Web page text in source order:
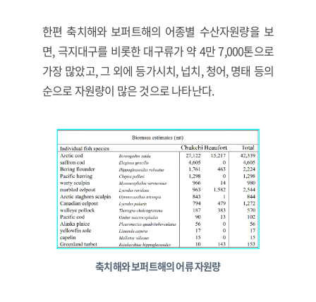
한편 축치해와 보퍼트해의 어종별 수산자원량을 보
면, 극지대구를 비롯한 대구류가 약 4만 7,000톤으로
가장 많았고, 그 외에 등가시치, 넙치, 청어, 명태 등의
순으로 자원량이 많은 것으로 나타난다.
축치해와 보퍼트해의 어류 자원량